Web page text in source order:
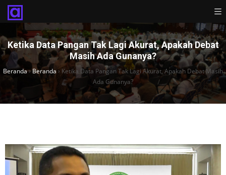
Ketika Data Pangan Tak Lagi Akurat, Apakah Debat
Masih Ada Gunanya?
Beranda›Beranda› Ketika Data Pangan Tak Lagi Akurat, Apakah Debat Masih
Ada Gunanya?